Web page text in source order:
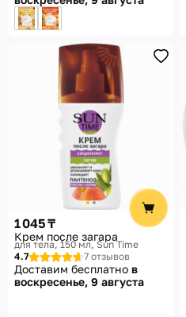
1 045 ₸
Крем после загара
для тела, 150 мл Sun Time
4.7
7 отзывов
Доставим бесплатно в
воскресенье, 9 августа